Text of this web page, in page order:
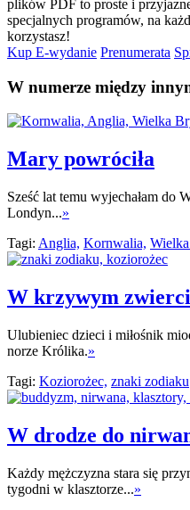
plików PDF to proste i
specjalnych programów, na
korzystasz!
Kup E-wydanie Prenumerata
W numerze między
Mary powróciła
Sześć lat temu wyjechałam do
Londyn...»
Tagi: Anglia, Kornwalia,
W krzywym
Ulubieniec dzieci i miłośnik
norze Królika.»
Tagi: Koziorożec, znaki zodiaku
W drodze do
Każdy mężczyzna stara się
tygodni w klasztorze...»